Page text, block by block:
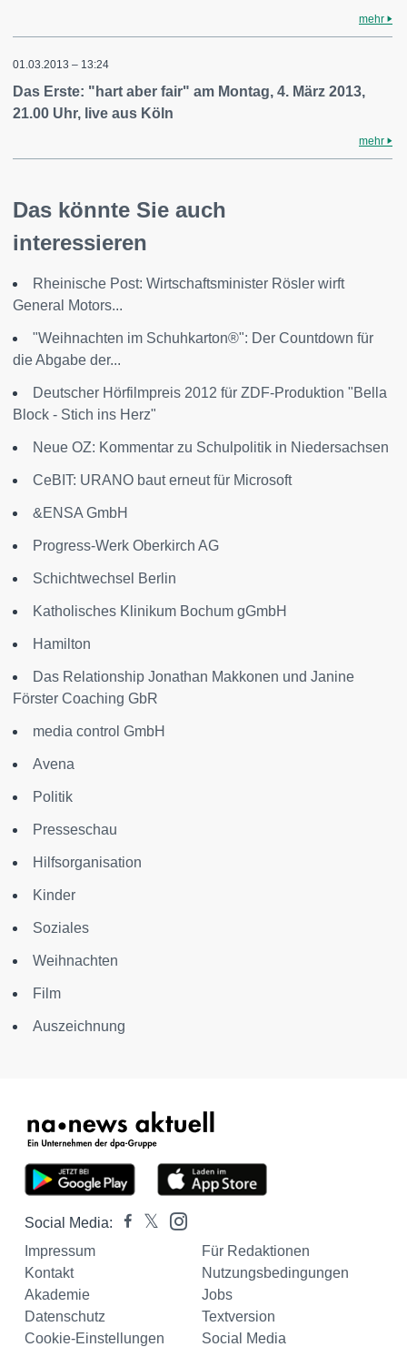
mehr
01.03.2013 – 13:24
Das Erste: "hart aber fair" am Montag, 4. März 2013,
21.00 Uhr, live aus Köln
mehr
Das könnte Sie auch
interessieren
Rheinische Post: Wirtschaftsminister Rösler wirft
General Motors...
"Weihnachten im Schuhkarton®": Der Countdown für
die Abgabe der...
Deutscher Hörfilmpreis 2012 für ZDF-Produktion "Bella
Block - Stich ins Herz"
Neue OZ: Kommentar zu Schulpolitik in Niedersachsen
CeBIT: URANO baut erneut für Microsoft
&ENSA GmbH
Progress-Werk Oberkirch AG
Schichtwechsel Berlin
Katholisches Klinikum Bochum gGmbH
Hamilton
Das Relationship Jonathan Makkonen und Janine
Förster Coaching GbR
media control GmbH
Avena
Politik
Presseschau
Hilfsorganisation
Kinder
Soziales
Weihnachten
Film
Auszeichnung
Social Media:
Impressum
Für Redaktionen
Kontakt
Nutzungsbedingungen
Akademie
Jobs
Datenschutz
Textversion
Cookie-Einstellungen
Social Media